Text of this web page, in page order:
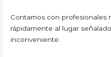
Contamos con profesionales
rápidamente al lugar
inconveniente.